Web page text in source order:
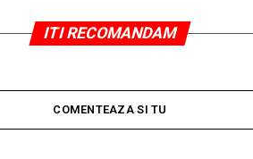
ITI RECOMANDAM
COMENTEAZA SI TU